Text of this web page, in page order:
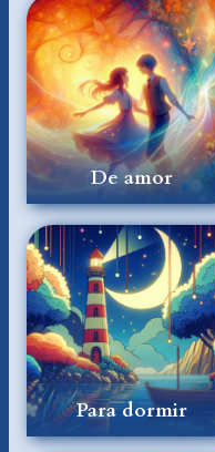
De amor
Para dormir